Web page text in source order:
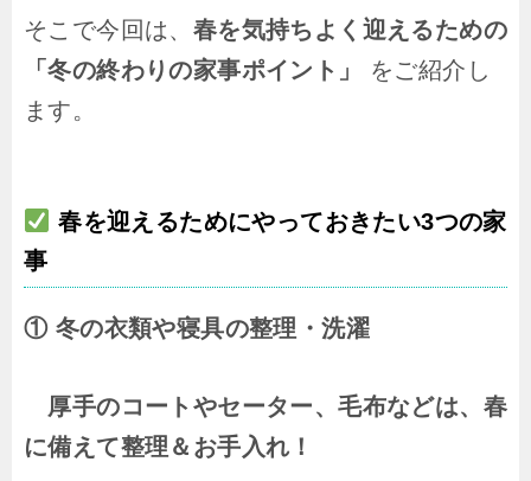
そこで今回は、 春を気持ちよく迎えるための
「冬の終わりの家事ポイント」
をご紹介し
ます。
春を迎えるためにやっておきたい3つの家
事
① 冬の衣類や寝具の整理・洗濯
厚手のコートやセーター、毛布などは、春
に備えて整理＆お手入れ！